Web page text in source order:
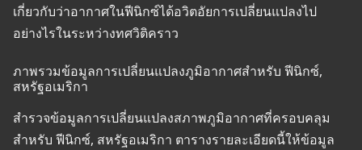
เกี่ยวกับว่าอากาศในฟีนิกซ์ได้อวิตอัยการเปลี่ยนแปลงไป
อย่างไรในระหว่างทศวิติคราว
ภาพรวมข้อมูลการเปลี่ยนแปลงภูมิอากาศสำหรับ ฟีนิกซ์,
สหรัฐอเมริกา
สำรวจข้อมูลการเปลี่ยนแปลงสภาพภูมิอากาศที่ครอบคลุม
สำหรับ ฟีนิกซ์, สหรัฐอเมริกา ตารางรายละเอียดนี้ให้ข้อมูล